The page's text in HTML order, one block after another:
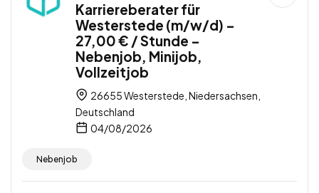
Karriereberater für
Westerstede (m/w/d) –
27,00 € / Stunde –
Nebenjob, Minijob,
Vollzeitjob
26655 Westerstede, Niedersachsen,
Deutschland
04/08/2026
Nebenjob